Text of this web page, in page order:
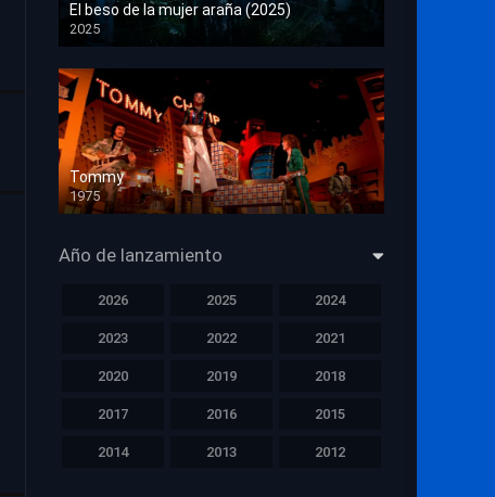
El beso de la mujer araña (2025)
2025
HD 1080p
Tommy
1975
HD 1080p
Año de lanzamiento
2026 2025 2024
2023 2022 2021
2020 2019 2018
2017 2016 2015
2014 2013 2012